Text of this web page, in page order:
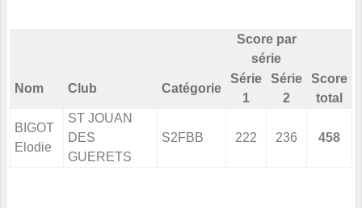
Score par
série
Nom Club Catégorie
Série
1
Série
2
Score
total
BIGOT
Elodie
ST JOUAN
DES
GUERETS
S2FBB 222 236 458